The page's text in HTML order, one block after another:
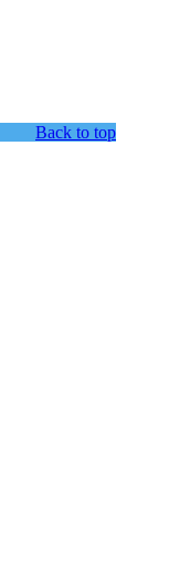
Back to top